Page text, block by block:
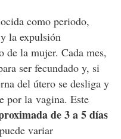
como periodo,
la expulsión
de la mujer. Cada mes,
ser fecundado y, si
del útero se desliga y
por la vagina. Este
de 3 a 5 días
variar